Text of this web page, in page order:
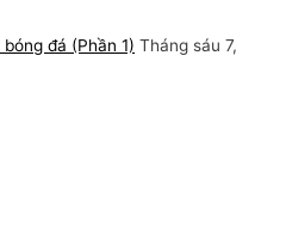
đá (Phần 1) Tháng sáu 7,